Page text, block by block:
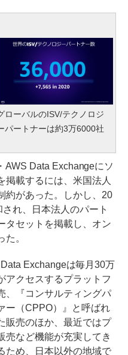
ローバルのISV/テクノロジ
パートナーは約3万6000社
Data Exchangeにソ
掲載するには、米国法人
約があった。しかし、20
れ、日本法人のパート
タセットを掲載し、オン
。
Exchangeは毎月30万
アクセスするプラットフ
、『コンサルティングパ
ー（CPPO）』と呼ばれ
販売のほか、最近ではプ
売など機能が充実してき
ため、日本以外の地域で